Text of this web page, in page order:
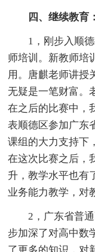
四、继续教育
1，刚步入顺
师培训。新教师培
用。唐麒老师讲授
无疑是一笔财富。
在之后的比赛中，
表顺德区参加广东
课组的大力支持下
在这次比赛之后，
升，教学水平也有
业务能力教学，对
2，广东省普
步加深了对高中数
了更多的知识，对